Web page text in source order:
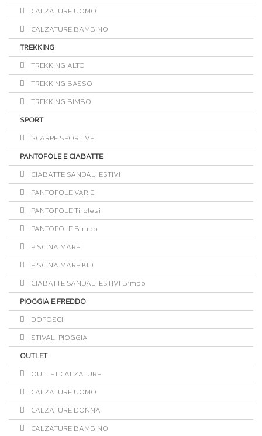
CALZATURE UOMO
CALZATURE BAMBINO
TREKKING
TREKKING ALTO
TREKKING BASSO
TREKKING BIMBO
SPORT
SCARPE SPORTIVE
PANTOFOLE E CIABATTE
CIABATTE SANDALI ESTIVI
PANTOFOLE VARIE
PANTOFOLE Tirolesi
PANTOFOLE Bimbo
PISCINA MARE
PISCINA MARE KID
CIABATTE SANDALI ESTIVI Bimbo
PIOGGIA E FREDDO
DOPOSCI
STIVALI PIOGGIA
OUTLET
OUTLET CALZATURE
CALZATURE UOMO
CALZATURE DONNA
CALZATURE BAMBINO